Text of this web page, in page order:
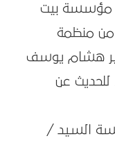
مؤسسة بيت
من منظمة
هشام يوسف
للحديث عن
السيد /